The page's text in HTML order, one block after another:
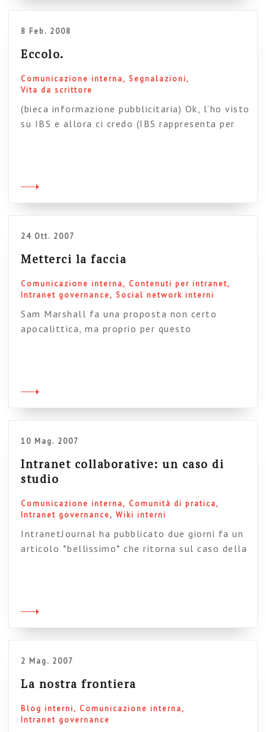
nostra recente fatica editoriale. Il titolo del
“La […]
8 Feb. 2008
Eccolo.
Comunicazione interna Segnalazioni
Vita da scrittore
(bieca informazione pubblicitaria) Ok, l’ho visto
su IBS e allora ci credo (IBS rappresenta per
scienza amico mio (Paolo Artuso), nonché
varie in quel di Alcatraz.. E’ un libro sulla […]
24 Ott. 2007
Metterci la faccia
Comunicazione interna
Contenuti per intranet
Intranet governance Social network interni
Sam Marshall fa una proposta non certo
apocalittica, ma proprio per questo
alla fine degli articoli, o nelle pagine di
assolutamente necessario) solo dei form di
10 Mag. 2007
Intranet collaborative: un caso di
studio
Comunicazione interna
Comunità di pratica
Intranet governance Wiki interni
IntranetJournal ha pubblicato due giorni fa un
articolo *bellissimo* che ritorna sul caso della
segnalarlo, ma anche di tradurlo. Credo che
comunicazione interna, comunità di pratiche
2 Mag. 2007
La nostra frontiera
Blog interni
Comunicazione interna
Intranet governance